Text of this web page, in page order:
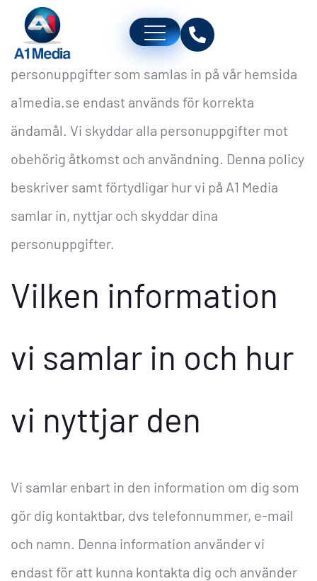
Vi på A1 Media ansvarar för att de
personuppgifter som samlas in på vår hemsida
a1media.se endast används för korrekta
ändamål. Vi skyddar alla personuppgifter mot
obehörig åtkomst och användning. Denna policy
beskriver samt förtydligar hur vi på A1 Media
samlar in, nyttjar och skyddar dina
personuppgifter.
Vilken information
vi samlar in och hur
vi nyttjar den
Vi samlar enbart in den information om dig som
gör dig kontaktbar, dvs telefonnummer, e-mail
och namn. Denna information använder vi
endast för att kunna kontakta dig och använder